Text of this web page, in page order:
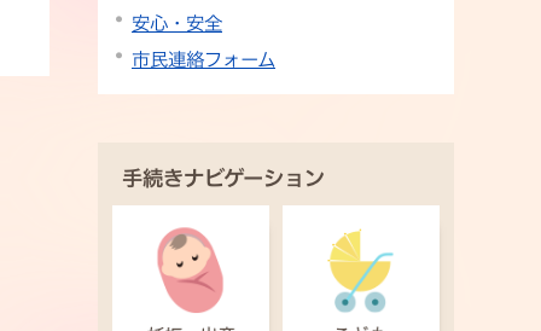
安心・安全
市民連絡フォーム
手続きナビゲーション